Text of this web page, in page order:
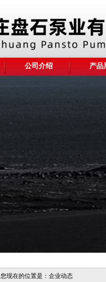
公司介绍 产品
您现在的位置是：企业动态